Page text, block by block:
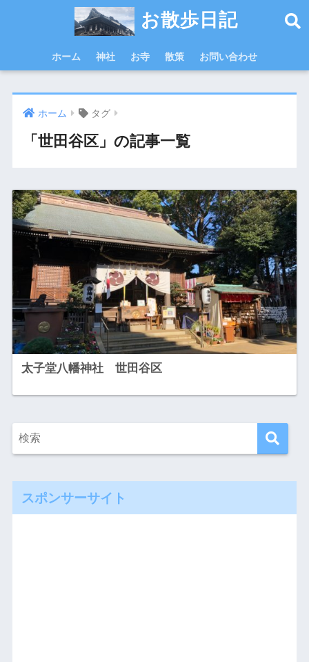
お散歩日記
ホーム 神社 お寺 散策 お問い合わせ
ホーム タグ
「世田谷区」の記事一覧
太子堂八幡神社 世田谷区
スポンサーサイト